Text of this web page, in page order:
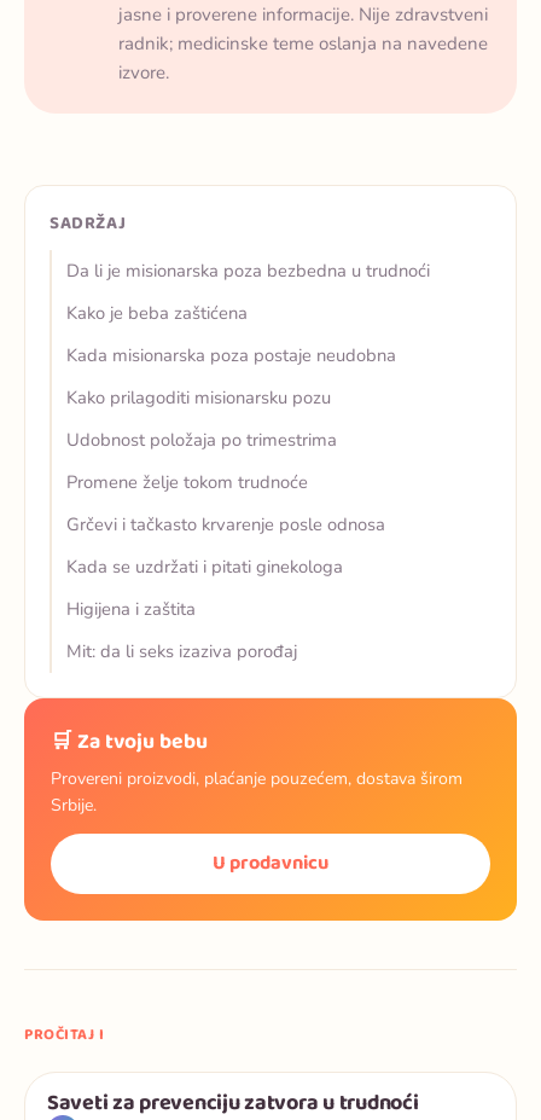
jasne i proverene informacije. Nije zdravstveni
radnik; medicinske teme oslanja na navedene
izvore.
SADRŽAJ
Da li je misionarska poza bezbedna u trudnoći
Kako je beba zaštićena
Kada misionarska poza postaje neudobna
Kako prilagoditi misionarsku pozu
Udobnost položaja po trimestrima
Promene želje tokom trudnoće
Grčevi i tačkasto krvarenje posle odnosa
Kada se uzdržati i pitati ginekologa
Higijena i zaštita
Mit: da li seks izaziva porođaj
🛒 Za tvoju bebu
Provereni proizvodi, plaćanje pouzećem, dostava širom
Srbije.
U prodavnicu
PROČITAJ I
Trudnoća
Saveti za prevenciju zatvora u trudnoći